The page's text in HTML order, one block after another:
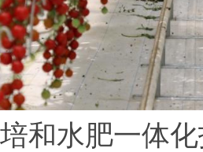
和水肥一体